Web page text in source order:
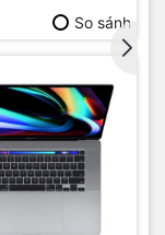
So sánh